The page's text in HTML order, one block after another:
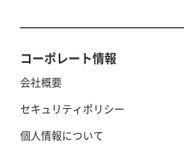
コーポレート情報
会社概要
セキュリティポリシー
個人情報について